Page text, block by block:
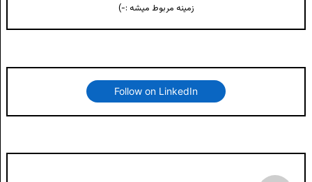
زمینه مربوط میشه :-)
Follow on LinkedIn